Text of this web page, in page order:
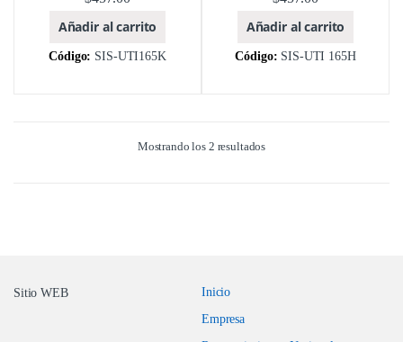
Añadir al carrito
Código: SIS-UTI165K
Añadir al carrito
Código: SIS-UTI 165H
Mostrando los 2 resultados
Sitio WEB
Inicio
Empresa